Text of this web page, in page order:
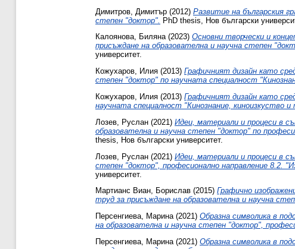
Димитров, Димитър (2012) Развитие на българския
степен "доктор". PhD thesis, Нов български
Калоянова, Биляна(2023) Основни творчески и
присъждане на образователна и научна степен
университет.
Кожухаров, Илия (2013) Графичният дизайн като
степен "доктор" по научната специалност
Кожухаров, Илия (2013) Графичният дизайн като
научната специалност "Кинознание, киноизкуство и
Лозев, Руслан (2021) Идеи, материали и процеси в
образователна и научна степен "доктор" по
thesis, Нов български университет.
Лозев, Руслан (2021) Идеи, материали и процеси в
степен "доктор", професионално направление 8.2.
университет.
Мартианс Виан, Борислав (2015) Графично
труд за присъждане на образователна и научна
Персенгиева, Марина(2021) Образна символика в
на образователна и научна степен "доктор",
Персенгиева, Марина(2021) Образна символика в